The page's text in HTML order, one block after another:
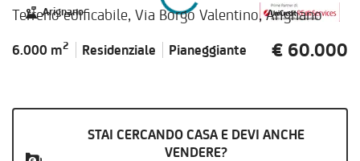
Arignano
Terreno edificabile, Via Borgo Valentino, Arignano
6.000 m2 Residenziale Pianeggiante € 60.000
STAI CERCANDO CASA E DEVI ANCHE
VENDERE?